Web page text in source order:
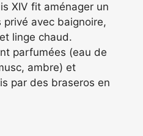
XIV fit aménager un
avec baignoire,
linge chaud.
parfumées (eau de
ambre) et
par des braseros en